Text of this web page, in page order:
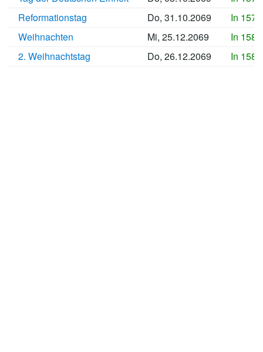
Reformationstag
Do, 31.10.2069
In
Weihnachten
Mi, 25.12.2069
In
2. Weihnachtstag
Do, 26.12.2069 In